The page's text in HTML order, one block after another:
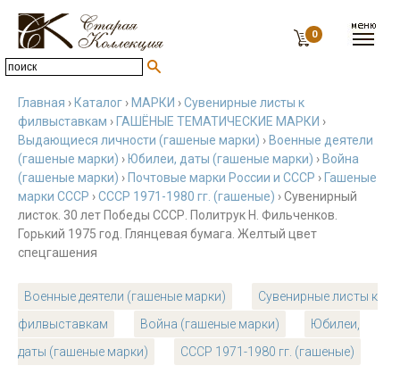
0
Главная › Каталог › МАРКИ ›Сувенирные листы к
филвыставкам › ГАШЁНЫЕ ТЕМАТИЧЕСКИЕ МАРКИ ›
Выдающиеся личности (гашеные марки) › Военные деятели
(гашеные марки) › Юбилеи, даты (гашеные марки) › Война
(гашеные марки) › Почтовые марки России и СССР › Гашеные
марки СССР ›СССР 1971-1980 гг. (гашеные) › Сувенирный
листок. 30 лет Победы СССР. Политрук Н. Фильченков.
Горький 1975 год. Глянцевая бумага. Желтый цвет
спецгашения
Военные деятели (гашеные марки)
Сувенирные листы к
филвыставкам
Война (гашеные марки)
Юбилеи,
даты (гашеные марки)
СССР 1971-1980 гг. (гашеные)